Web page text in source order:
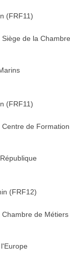
(FRF11)
Siège de la
(FRF11)
Centre de
(FRF12)
Chambre de